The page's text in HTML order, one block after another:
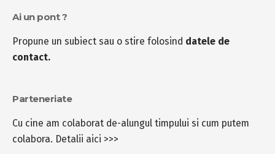
Ai un pont ?
Propune un subiect sau o stire folosind datele de
contact.
Parteneriate
Cu cine am colaborat de-alungul timpului si cum putem
colabora. Detalii aici >>>